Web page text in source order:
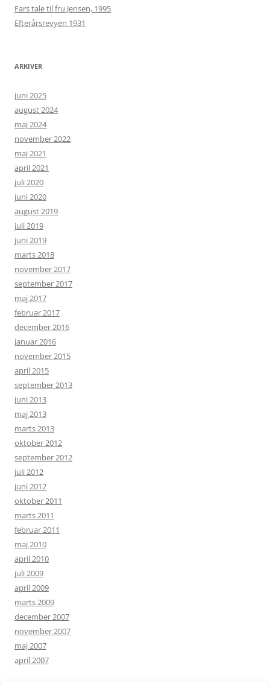
Fars tale til fru Jensen, 1995
Efterårsrevyen 1931
ARKIVER
juni 2025
august 2024
maj 2024
november 2022
maj 2021
april 2021
juli 2020
juni 2020
august 2019
juli 2019
juni 2019
marts 2018
november 2017
september 2017
maj 2017
februar 2017
december 2016
januar 2016
november 2015
april 2015
september 2013
juni 2013
maj 2013
marts 2013
oktober 2012
september 2012
juli 2012
juni 2012
oktober 2011
marts 2011
februar 2011
maj 2010
april 2010
juli 2009
april 2009
marts 2009
december 2007
november 2007
maj 2007
april 2007